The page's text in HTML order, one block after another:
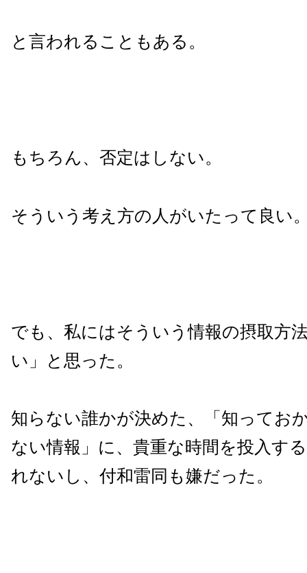
と言われることもある。
もちろん、否定はしない。
そういう考え方の人がいたって良い
でも、私にはそういう情報の摂取方
い」と思った。
知らない誰かが決めた、「知ってお
ない情報」に、貴重な時間を投入す
れないし、付和雷同も嫌だった。